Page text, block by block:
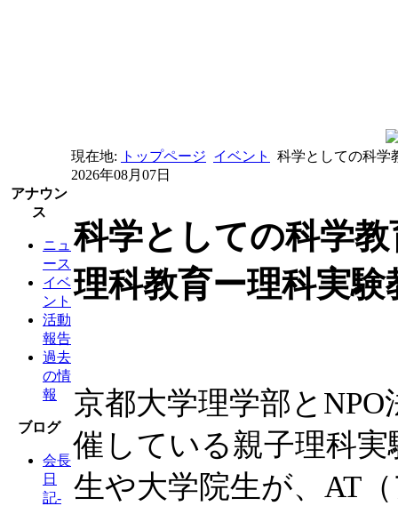
現在地: トップページ イベント
科学としての科学
2026年08月07日
アナウン
ス
ニュ
ース
イベ
ント
活動
報告
過去
の情
報
ブログ
会長
日
記-
科学としての科学
理科教育ー理科実験
京都大学理学部と
催している親子理科
生や大学院生が、AT